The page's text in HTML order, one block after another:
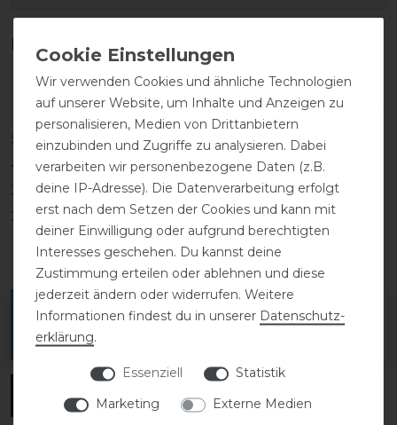
Kundenrezensionen
5
0
4
0
3
0
2
0
1
0
Melde dich an, um eine Kundenrezension zu
verfassen.
ANMELDEN
Wir verwenden Cookies und ähnliche Technologien
auf unserer Website, um Inhalte und Anzeigen zu
personalisieren, Medien von Drittanbietern
einzubinden und Zugriffe zu analysieren. Dabei
verarbeiten wir personenbezogene Daten (z.B.
deine IP-Adresse). Die Datenverarbeitung erfolgt
erst nach dem Setzen der Cookies und kann mit
deiner Einwilligung oder aufgrund berechtigten
Interesses geschehen. Du kannst deine
Zustimmung erteilen oder ablehnen und diese
jederzeit ändern oder widerrufen. Weitere
Informationen findest du in unserer Daten­schutz­
erklärung.
Essenziell
Statistik
Marketing
Externe Medien